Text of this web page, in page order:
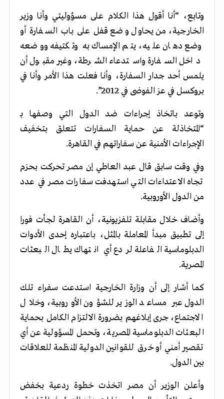
وتابع، “أنا أقول هذا الكلام على مسؤوليتي وأنا وزير
الخارجية، من يحاول وضع قفل على باب السفارة أو
وضع دهان عليه، يتم الإمساك به وتكتيفه ووضعه
داخل السفارة واستدعاء الشرطة، وغير مقبول أن
يلمس أحد جدار السفارة، وأنا فعلت هذا الأمر وأنا في
بروكسل في عز الفوضى في 2012”.
وتوعد باتخاذ إجراءات ضد الدول التي وصفها بـ
“المتخاذلة عن حماية السفارات تتعلق بتخفيف
الإجراءات الأمنية عن سفاراتهم في القاهرة.
وفي وقت سابق قال عبد العاطي إن مصر تحركت بحزم
تجاه الاعتداءات التي استهدفت سفارات مصر في عدد
من الدول الأوروبية.
وأضاف خلال مقابلة تلفزيونية، أن القاهرة لجأت فورا
إلى تطبيق مبدأ المعاملة بالمثل، باعتباره إحدى الأدوات
الدبلوماسية الفاعلة لردع أي انتهاك يطال البعثات
المصرية.
كما أشار إلى أن وزارة الخارجية استدعت سفراء تلك
الدول عبر مساعد الوزير للشؤون الأوروبية، وخلال
الاجتماع، جرى إبلاغهم بضرورة الالتزام الكامل بحماية
البعثات الدبلوماسية المصرية، وتحمل المسؤولية عن أي
تقصير أمني أو خرق للقوانين الدولية المنظمة للعلاقات
بين الدول.
وأعلن الوزير أن مصر اتخذت خطوة ردعية بخفض